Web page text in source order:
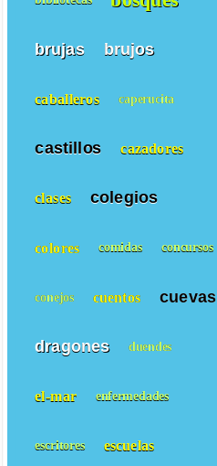
brujas brujos
caballeros caperucita
castillos cazadores
clases colegios
colores comidas concursos
conejos cuentos cuevas
dragones duendes
el-mar enfermedades
escritores escuelas